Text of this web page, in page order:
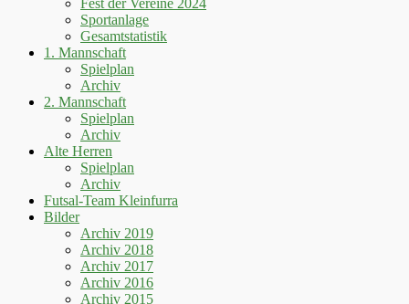
Fest der Vereine 2024
Sportanlage
Gesamtstatistik
1. Mannschaft
Spielplan
Archiv
2. Mannschaft
Spielplan
Archiv
Alte Herren
Spielplan
Archiv
Futsal-Team Kleinfurra
Bilder
Archiv 2019
Archiv 2018
Archiv 2017
Archiv 2016
Archiv 2015